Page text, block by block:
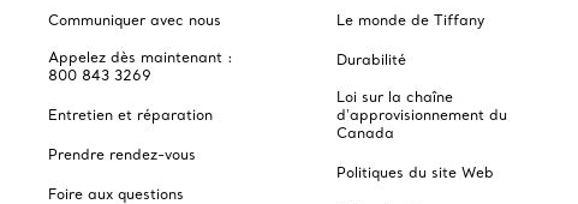
Communiquer avec nous
Appelez dès maintenant :
800 843 3269
Entretien et réparation
Prendre rendez-vous
Foire aux questions
Le monde de Tiffany
Durabilité
Loi sur la chaîne
d'approvisionnement du
Canada
Politiques du site Web